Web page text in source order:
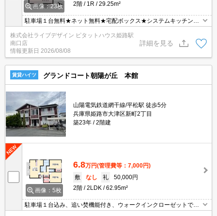
画像：23枚
2階
1R 29.25m²
駐車場１台無料★ネット無料★宅配ボックス★システムキッチン★
浴室乾燥★
株式会社ライブデザイン ピタットハウス姫路駅
南口店
情報更新日 2026/08/08
詳細を見る
賃貸ハイツ グランドコート朝陽が丘 本館
山陽電気鉄道網干線/平松駅 徒歩5分
兵庫県姫路市大津区新町2丁目
築23年
2階建
画像：5枚
6.8万円(管理費等：7,000円)
敷
なし 礼
50,000円
2階
2LDK 62.95m²
駐車場１台込み、追い焚機能付き、ウォークインクローゼットで収
納便利。